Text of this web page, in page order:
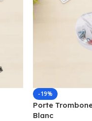
-19%
Porte
Blanc